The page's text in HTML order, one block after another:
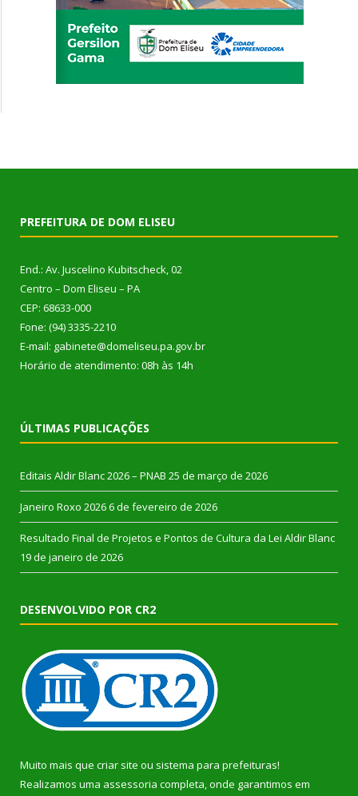
PREFEITURA DE DOM ELISEU
End.: Av. Juscelino Kubitscheck, 02
Centro – Dom Eliseu – PA
CEP: 68633-000
Fone: (94) 3335-2210
E-mail: gabinete@domeliseu.pa.gov.br
Horário de atendimento: 08h às 14h
ÚLTIMAS PUBLICAÇÕES
Editais Aldir Blanc 2026 – PNAB 25 de março de 2026
Janeiro Roxo 2026 6 de fevereiro de 2026
Resultado Final de Projetos e Pontos de Cultura da Lei Aldir Blanc
19 de janeiro de 2026
DESENVOLVIDO POR CR2
Muito mais que criar site ou sistema para prefeituras!
Realizamos uma assessoria completa, onde garantimos em